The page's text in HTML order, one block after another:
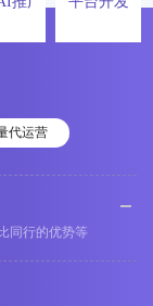
代运营
同行的优势等